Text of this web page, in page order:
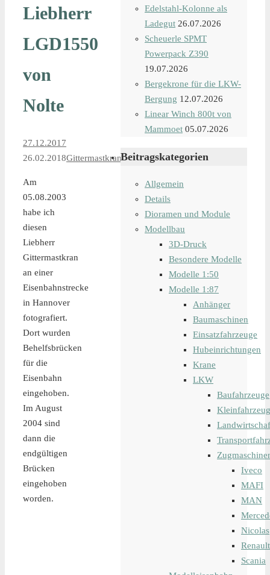
Liebherr
LGD1550
von
Nolte
27.12.2017
26.02.2018Gittermastkrane
Am
05.08.2003
habe ich
diesen
Liebherr
Gittermastkran
an einer
Eisenbahnstrecke
in Hannover
fotografiert.
Dort wurden
Behelfsbrücken
für die
Eisenbahn
eingehoben.
Im August
2004 sind
dann die
endgültigen
Brücken
eingehoben
worden.
Edelstahl-Kolonne als
Ladegut 26.07.2026
Scheuerle SPMT
Powerpack Z390
19.07.2026
Bergekrone für die LKW-
Bergung 12.07.2026
Linear Winch 800t von
Mammoet 05.07.2026
Beitragskategorien
Allgemein
Details
Dioramen und Module
Modellbau
3D-Druck
Besondere Modelle
Modelle 1:50
Modelle 1:87
Anhänger
Baumaschinen
Einsatzfahrzeuge
Hubeinrichtungen
Krane
LKW
Baufahrzeuge
Iveco
MAFI
MAN
Nicolas
Renault
Scania